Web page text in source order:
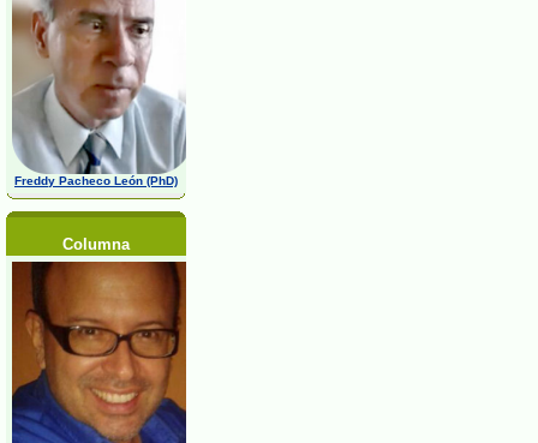
Freddy Pacheco León (PhD)
Columna